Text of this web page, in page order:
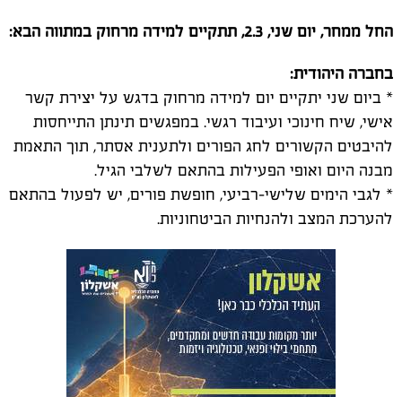
החל ממחר, יום שני, 2.3, תתקיים למידה מרחוק במתווה הבא:
בחברה היהודית:
* ביום שני יתקיים יום למידה מרחוק בדגש על יצירת קשר
אישי, שיח חינוכי ועיבוד רגשי. במפגשים תינתן התייחסות
להיבטים הקשורים לחג הפורים ולתענית אסתר, תוך התאמת
מבנה היום ואופי הפעילות בהתאם לשלבי הגיל.
* לגבי הימים שלישי-רביעי, חופשת פורים, יש לפעול בהתאם
להערכת המצב ולהנחיות הביטחוניות.